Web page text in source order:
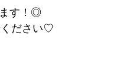
す！◎
ください♡